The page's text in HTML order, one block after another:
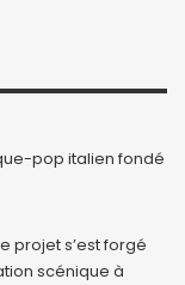
pop italien fondé
projet s’est forgé
scénique à